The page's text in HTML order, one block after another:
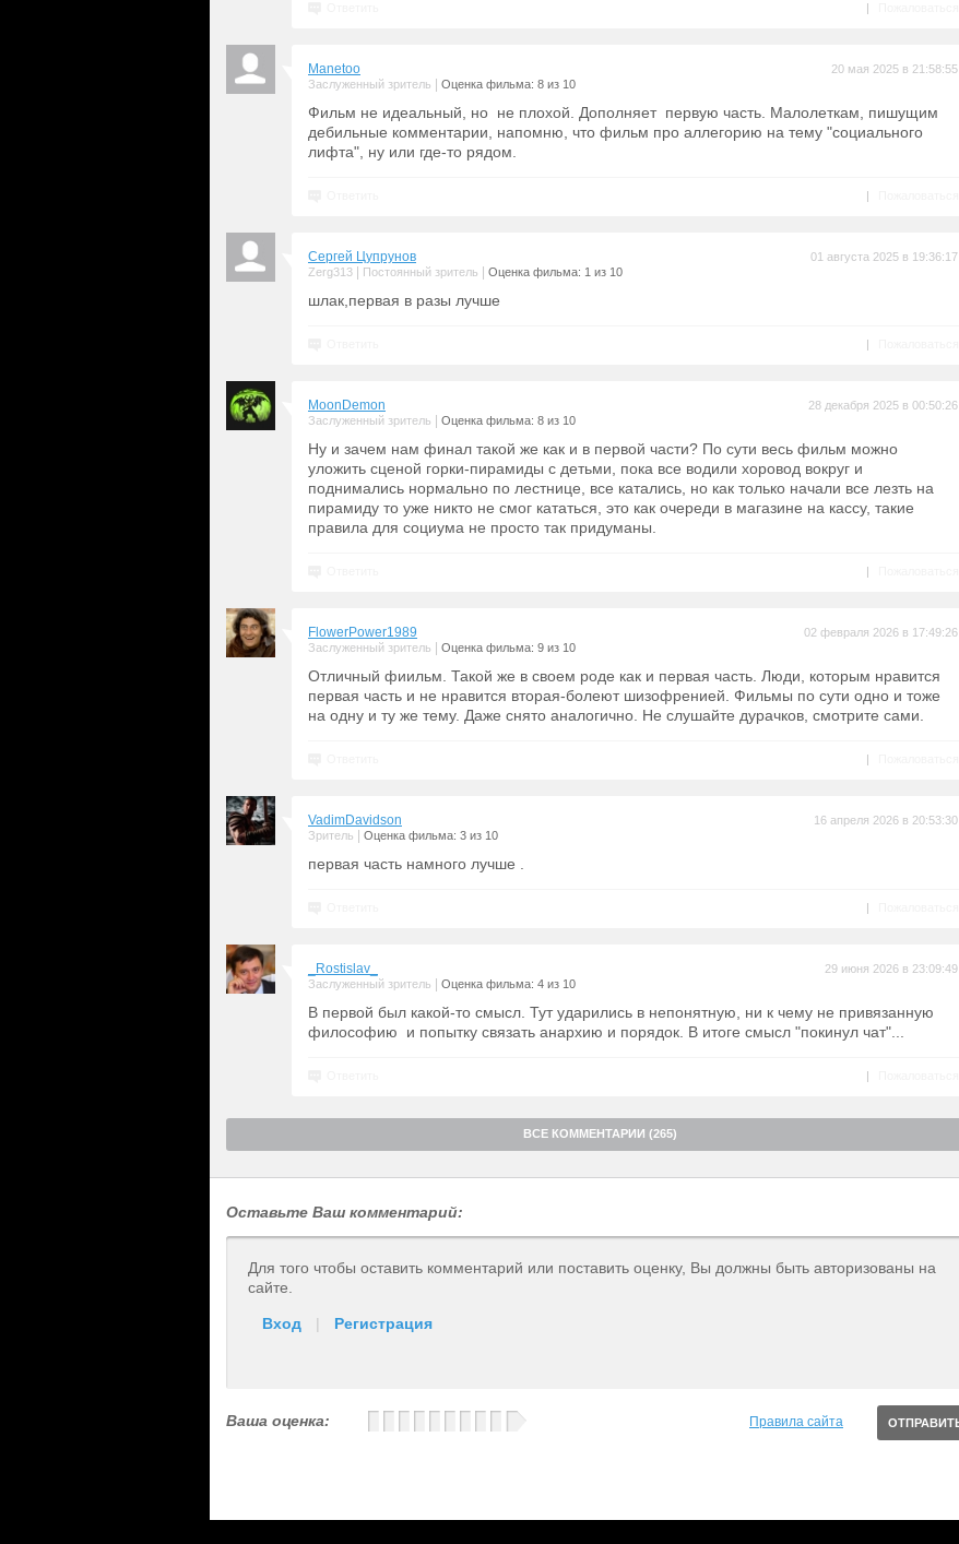
|
Manetoo
Заслуженный зритель Оценка фильма: 8 из 10
20 мая 2025 в 21:58:55
Фильм не идеальный, но не плохой. Дополняет первую часть. Малолеткам, пишущим
дебильные комментарии, напомню, что фильм про аллегорию на тему "социального
лифта", ну или где-то рядом.
|
Cергей Цупрунов
Zerg313 Постоянный зритель Оценка фильма: 1 из 10
01 августа 2025 в 19:36:17
шлак,первая в разы лучше
|
MoonDemon
Заслуженный зритель Оценка фильма: 8 из 10
28 декабря 2025 в 00:50:26
Ну и зачем нам финал такой же как и в первой части? По сути весь фильм можно
уложить сценой горки-пирамиды с детьми, пока все водили хоровод вокруг и
поднимались нормально по лестнице, все катались, но как только начали все лезть на
пирамиду то уже никто не смог кататься, это как очереди в магазине на кассу, такие
правила для социума не просто так придуманы.
|
FlowerPower1989
Заслуженный зритель Оценка фильма: 9 из 10
02 февраля 2026 в 17:49:26
Отличный фиильм. Такой же в своем роде как и первая часть. Люди, которым нравится
первая часть и не нравится вторая-болеют шизофренией. Фильмы по сути одно и тоже
на одну и ту же тему. Даже снято аналогично. Не слушайте дурачков, смотрите сами.
|
VadimDavidson
Зритель Оценка фильма: 3 из 10
16 апреля 2026 в 20:53:30
первая часть намного лучше .
|
_Rostislav_
Заслуженный зритель Оценка фильма: 4 из 10
29 июня 2026 в 23:09:49
В первой был какой-то смысл. Тут ударились в непонятную, ни к чему не привязанную
философию и попытку связать анархию и порядок. В итоге смысл "покинул чат"...
|
ВСЕ КОММЕНТАРИИ (265)
Оставьте Ваш комментарий:
Для того чтобы оставить комментарий или поставить оценку, Вы должны быть авторизованы на
сайте.
Вход | Регистрация
Ваша оценка: Правила сайта